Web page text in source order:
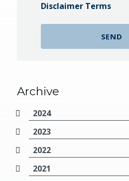
Disclaimer Terms
Archive
2024
2023
2022
2021